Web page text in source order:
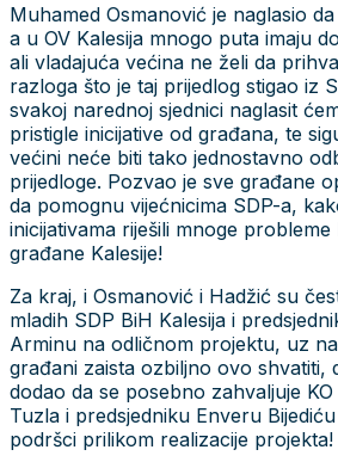
Muhamed Osmanović je naglasio
a u OV Kalesija mnogo puta imaju
ali vladajuća većina ne želi da
razloga što je taj prijedlog stigao iz
svakoj narednoj sjednici naglasit
pristigle inicijative od građana, te
većini neće biti tako jednostavno
prijedloge. Pozvao je sve građane
da pomognu vijećnicima SDP-a,
inicijativama riješili mnoge
građane Kalesije!
Za kraj, i Osmanović i Hadžić su
mladih SDP BiH Kalesija i
Arminu na odličnom projektu, uz
građani zaista ozbiljno ovo shvatiti,
dodao da se posebno zahvaljuje KO
Tuzla i predsjedniku Enveru
podršci prilikom realizacije projekta!